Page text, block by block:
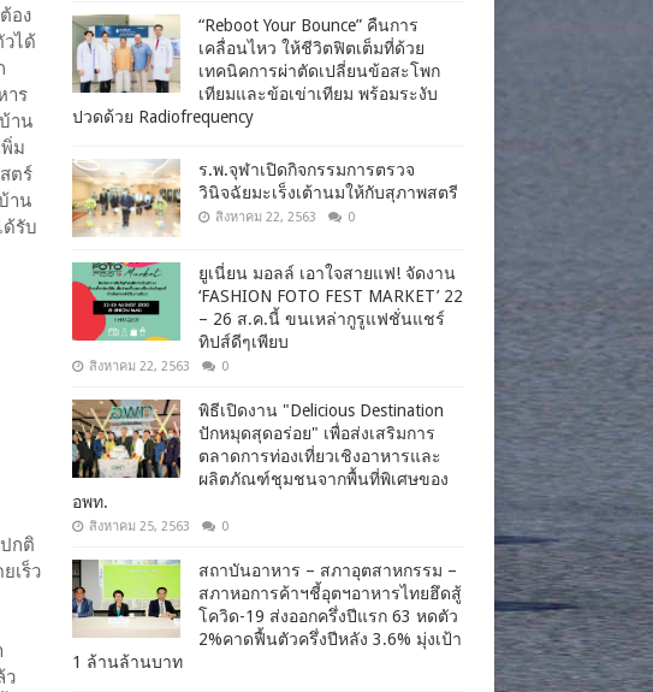
อง
ได้
าร
าน
ม
ตร์
าน
รับ
กติ
เร็ว
ว
“Reboot Your Bounce” คืนการ
เคลื่อนไหว ให้ชีวิตฟิตเต็มที่ด้วย
เทคนิคการผ่าตัดเปลี่ยนข้อสะโพก
เทียมและข้อเข่าเทียม พร้อมระงับ
ปวดด้วย Radiofrequency
ร.พ.จุฬาเปิดกิจกรรมการตรวจ
วินิจฉัยมะเร็งเต้านมให้กับสุภาพสตรี
สิงหาคม 22, 2563 0
ยูเนี่ยน มอลล์ เอาใจสายแฟ! จัดงาน
‘FASHION FOTO FEST MARKET’ 22
– 26 ส.ค.นี้ ขนเหล่ากูรูแฟชั่นแชร์
ทิปส์ดีๆเพียบ
สิงหาคม 22, 2563 0
พิธีเปิดงาน "Delicious Destination
ปักหมุดสุดอร่อย" เพื่อส่งเสริมการ
ตลาดการท่องเที่ยวเชิงอาหารและ
ผลิตภัณฑ์ชุมชนจากพื้นที่พิเศษของ
อพท.
สิงหาคม 25, 2563 0
สถาบันอาหาร – สภาอุตสาหกรรม –
สภาหอการค้าฯชี้อุตฯอาหารไทยฮึดสู้
โควิด-19 ส่งออกครึ่งปีแรก 63 หดตัว
2%คาดฟื้นตัวครึ่งปีหลัง 3.6% มุ่งเป้า
1 ล้านล้านบาท